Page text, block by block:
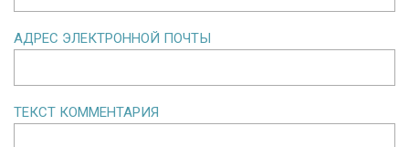
АДРЕС ЭЛЕКТРОННОЙ ПОЧТЫ
ТЕКСТ КОММЕНТАРИЯ